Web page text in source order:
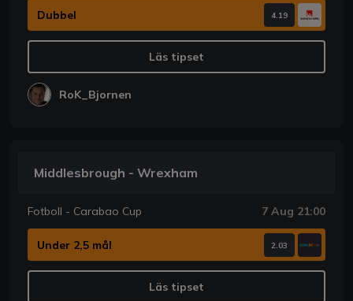
Dubbel 4.19
Läs tipset
RoK_Bjornen
Middlesbrough - Wrexham
Fotboll - Carabao Cup 7 Aug 21:00
Under 2,5 mål 2.03
Läs tipset